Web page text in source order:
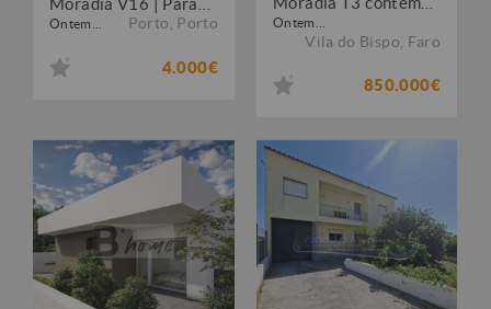
Ontem... Porto Porto
4.000€
Ontem...
Vila do Bispo Faro
850.000€